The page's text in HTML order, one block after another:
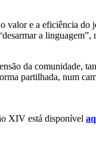
valor e a eficiência
a linguagem”,
da comunidade,
partilhada, num
XIV está disponível